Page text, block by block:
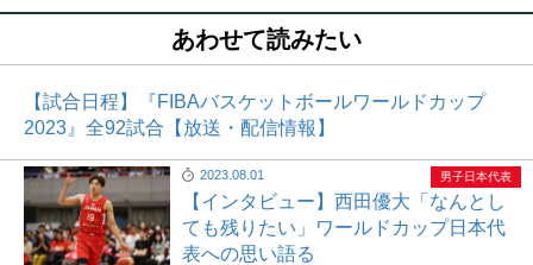
あわせて読みたい
【試合日程】『FIBAバスケットボールワールドカップ
2023』全92試合【放送・配信情報】
2023.08.01
【インタビュー】西田優大「なんとし
ても残りたい」ワールドカップ日本代
表への思い語る
男子日本代表